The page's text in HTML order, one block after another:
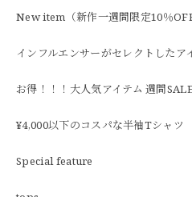
New item（新作一週間限定10％OFF
インフルエンサーがセレクトしたア
お得！！！大人気アイテム 週間
¥4,000以下のコスパな半袖Tシャツ
Special feature